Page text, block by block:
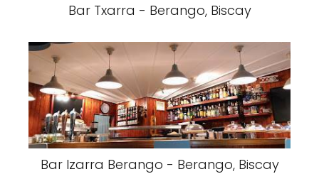
Bar Txarra - Berango, Biscay
Bar Izarra Berango - Berango, Biscay